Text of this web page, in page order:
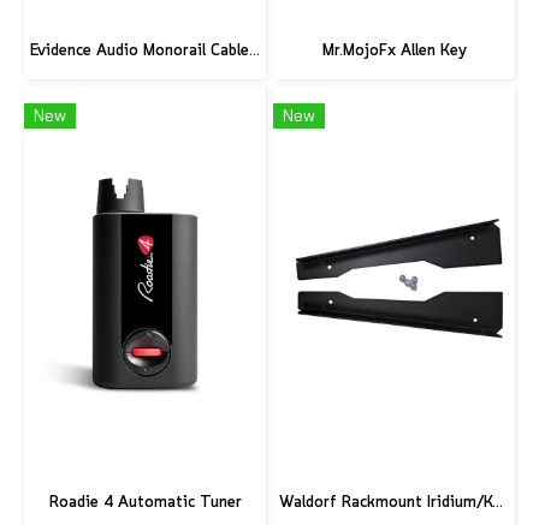
Evidence Audio Monorail Cable - Classic Black (1ft.) (30 cm.) Mr.MojoFx Allen Key
New
Roadie 4 Automatic Tuner
New
Waldorf Rackmount Iridium/Kyra/M